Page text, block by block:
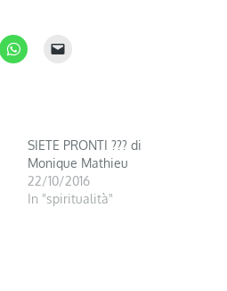
SIETE PRONTI ??? di
Monique Mathieu
22/10/2016
In "spiritualità"